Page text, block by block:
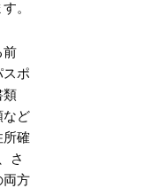
。
前
スポ
類
など
所確
さ
両方